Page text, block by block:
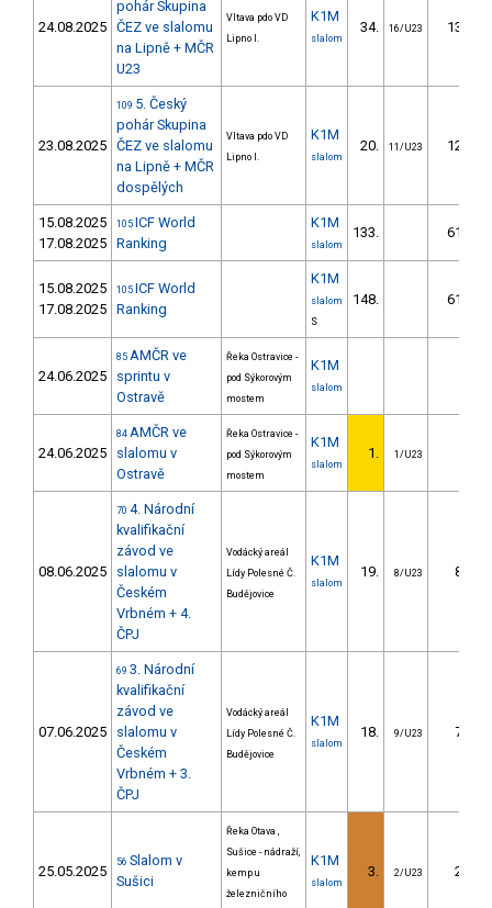
24.08.2025
pohár Skupina
ČEZ ve slalomu
na Lipně + MČR
U23
Vltava pdo VD
Lipno I.
K1M
slalom
34. 16/U23 13.65
23.08.2025
109 5. Český
pohár Skupina
ČEZ ve slalomu
na Lipně + MČR
dospělých
Vltava pdo VD
Lipno I.
K1M
slalom
20. 11/U23 12.01
15.08.2025
17.08.2025
105 ICF World
Ranking
K1M
slalom
133. 61.58
15.08.2025
17.08.2025
105 ICF World
Ranking
K1M
slalom
S
148. 61.98
24.06.2025
85 AMČR ve
sprintu v
Ostravě
Řeka Ostravice -
pod Sýkorovým
mostem
K1M
slalom
24.06.2025
84 AMČR ve
slalomu v
Ostravě
Řeka Ostravice -
pod Sýkorovým
mostem
K1M
slalom
1. 1/U23
08.06.2025
70 4. Národní
kvalifikační
závod ve
slalomu v
Českém
Vrbném + 4.
ČPJ
Vodácký areál
Lídy Polesné Č.
Budějovice
K1M
slalom
19. 8/U23 8.18
07.06.2025
69 3. Národní
kvalifikační
závod ve
slalomu v
Českém
Vrbném + 3.
ČPJ
Vodácký areál
Lídy Polesné Č.
Budějovice
K1M
slalom
18. 9/U23 7.32
25.05.2025
56 Slalom v
Sušici
Řeka Otava ,
Sušice - nádraží,
kemp u
železničního
K1M
slalom
3. 2/U23 2.31